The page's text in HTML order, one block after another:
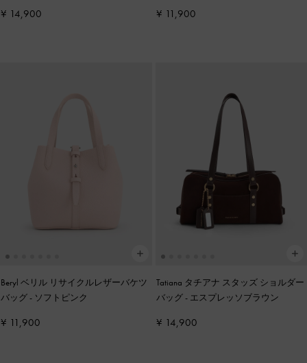
¥ 14,900 ¥ 11,900
Beryl ベリル リサイクルレザーバケツ
バッグ- ソフトピンク
¥ 11,900
Tatiana タチアナ スタッズ ショルダー
バッグ- エスプレッソブラウン
¥ 14,900